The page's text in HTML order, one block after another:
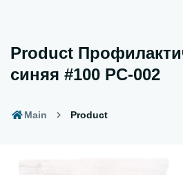
Product
синяя #100 PC-002
Main Product